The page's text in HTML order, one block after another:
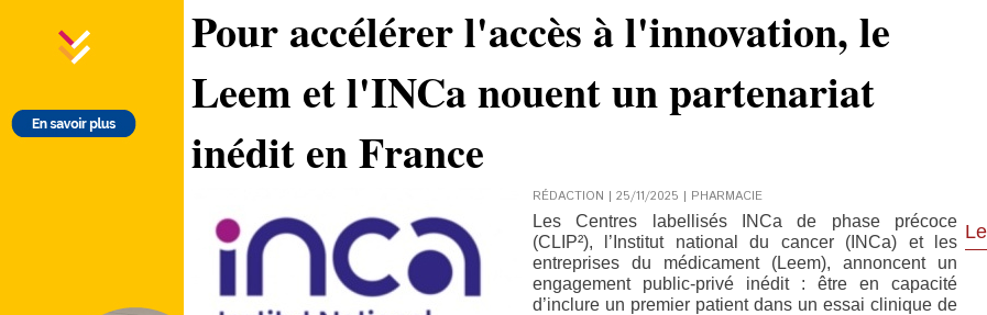
Pour accélérer l'accès à l'innovation, le
Leem et l'INCa nouent un partenariat
inédit en France
RÉDACTION | 25/11/2025 | PHARMACIE
Les Centres labellisés INCa de phase précoce
(CLIP²), l’Institut national du cancer (INCa) et les
entreprises du médicament (Leem), annoncent un
engagement public-privé inédit : être en capacité
d’inclure un premier patient dans un essai clinique de